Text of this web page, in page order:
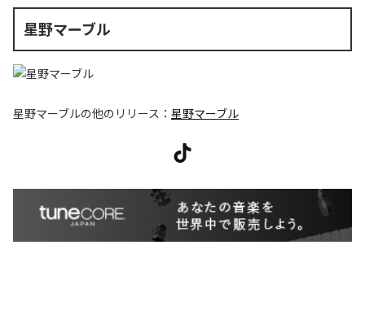
星野マーブル
星野マーブルの他のリリース： 星野マーブル